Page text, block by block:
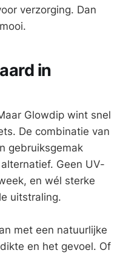
verzorging. Dan
in
Glowdip wint snel
De combinatie van
gebruiksgemak
Geen UV-
en wél sterke
uitstraling.
met een natuurlijke
en het gevoel. Of